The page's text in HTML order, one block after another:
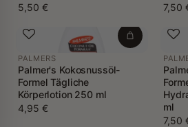
5,50 €
7,50
PALMERS
Palmer's Kokosnussöl-
Formel Tägliche
Körperlotion 250 ml
4,95 €
ml
7,50